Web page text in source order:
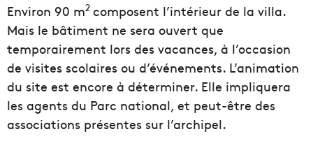
Environ 90 m2 composent l’intérieur de la villa.
Mais le bâtiment ne sera ouvert que
temporairement lors des vacances, à l’occasion
de visites scolaires ou d’événements. L’animation
du site est encore à déterminer. Elle impliquera
les agents du Parc national, et peut-être des
associations présentes sur l’archipel.